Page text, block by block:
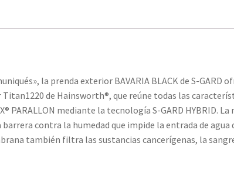
la prenda exterior BAVARIA BLACK de S-
de Hainsworth®, que reúne todas las
PARALLON mediante la tecnología S-GARD
contra la humedad que impide la entrada de
también filtra las sustancias cancerígenas, la